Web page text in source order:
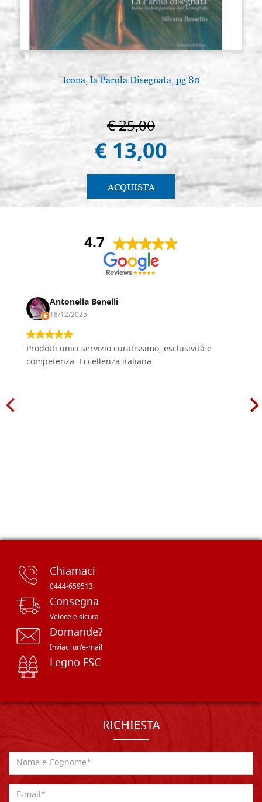
Icona, la Parola Disegnata, pg 80
€ 25,00
€ 13,00
ACQUISTA
4.7
Antonella Benelli
18/12/2025
Prodotti unici servizio curatissimo, esclusività e
competenza. Eccellenza italiana.
Chiamaci
0444-659513
Consegna
Veloce e sicura
Domande?
Inviaci un'e-mail
Legno FSC
RICHIESTA